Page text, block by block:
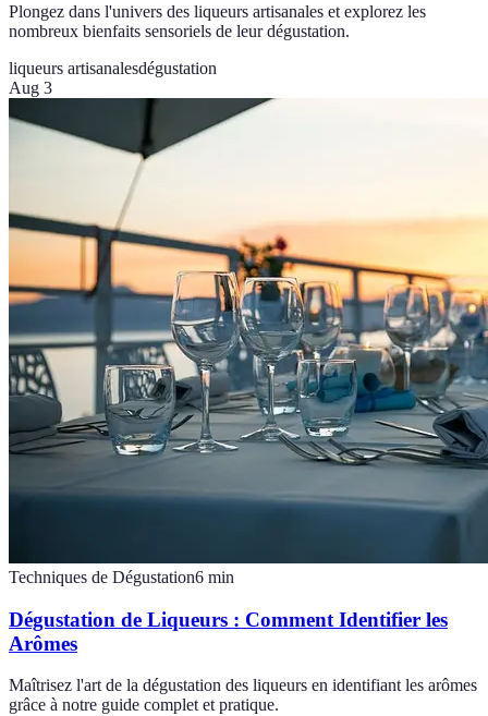
Plongez dans l'univers des liqueurs artisanales et explorez les
nombreux bienfaits sensoriels de leur dégustation.
liqueurs artisanalesdégustation
Aug 3
Techniques de Dégustation6 min
Dégustation de Liqueurs : Comment Identifier les
Arômes
Maîtrisez l'art de la dégustation des liqueurs en identifiant les arômes
grâce à notre guide complet et pratique.